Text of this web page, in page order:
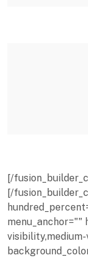
[/
[/
menu_anchor=""